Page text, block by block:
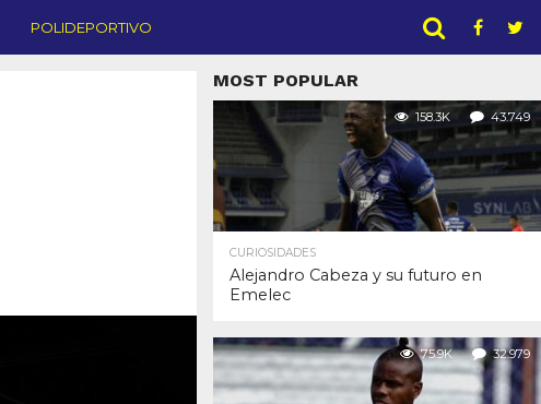
POLIDEPORTIVO
MOST POPULAR
158.3K 43.749
CURIOSIDADES
Alejandro Cabeza y su futuro en
Emelec
75.9K 32.979